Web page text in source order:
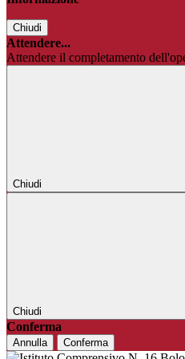
Chiudi
Attendere...
Attendere il completamento
Chiudi
Chiudi
Conferma
Annulla Conferma